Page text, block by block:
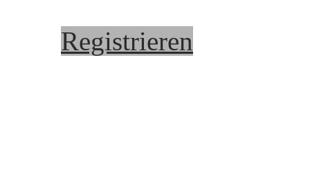
Registrieren